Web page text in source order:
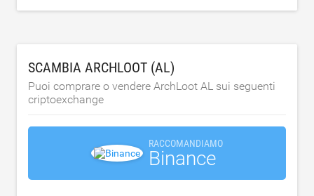
SCAMBIA ARCHLOOT (AL)
Puoi comprare o vendere ArchLoot AL sui seguenti
criptoexchange
RACCOMANDIAMO
Binance